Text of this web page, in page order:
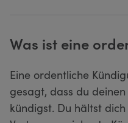
Was ist eine
Eine ordentliche
gesagt, dass du
kündigst. Du hältst